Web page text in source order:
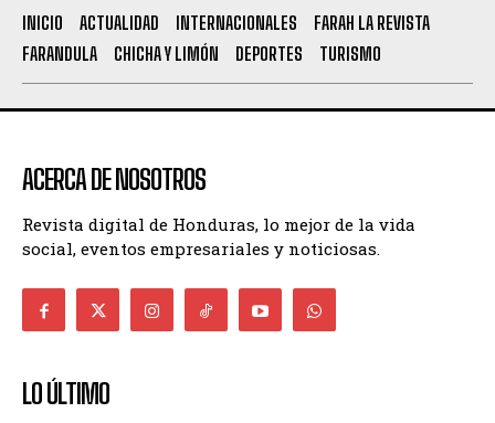
INICIO ACTUALIDAD INTERNACIONALES
FARAH LA REVISTA
FARANDULA
CHICHA Y LIMÓN DEPORTES TURISMO
ACERCA DE NOSOTROS
Revista digital de Honduras, lo mejor de la vida
social, eventos empresariales y noticiosas.
LO ÚLTIMO